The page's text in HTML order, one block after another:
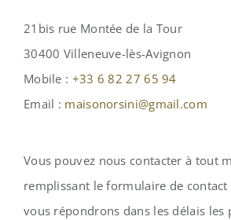
21bis rue Montée de la Tour
30400 Villeneuve-lès-Avignon
Mobile : +33 6 82 27 65 94
Email : maisonorsini@gmail.com
Vous pouvez nous contacter à tout
remplissant le formulaire de contact
vous répondrons dans les délais les